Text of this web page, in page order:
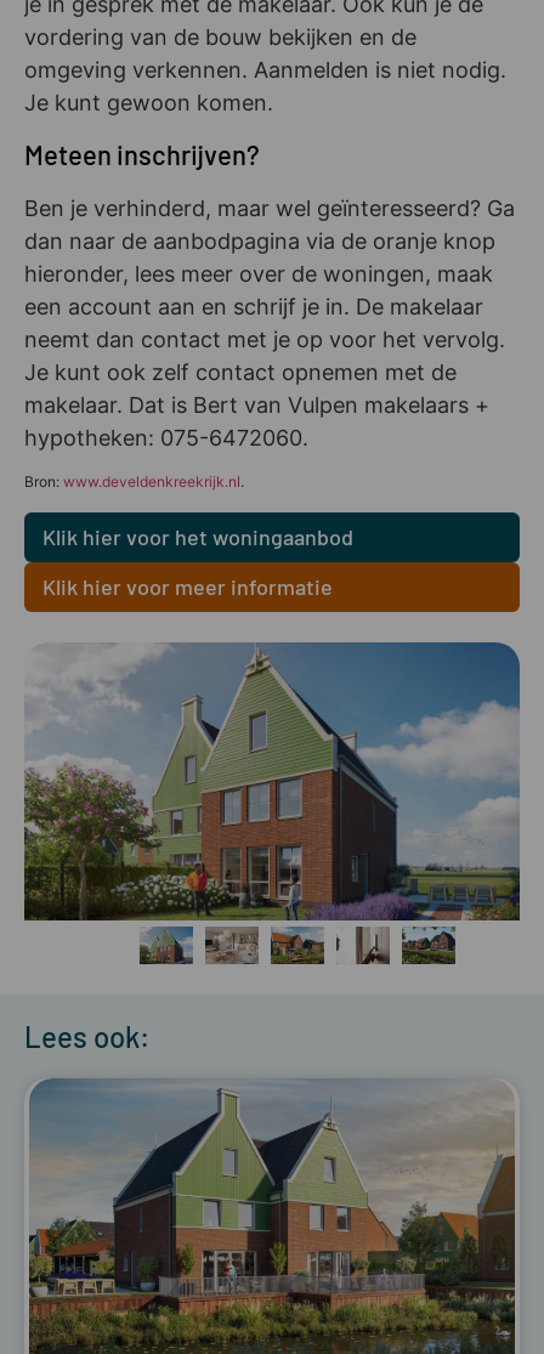
vordering van de bouw bekijken en de
omgeving verkennen. Aanmelden is niet nodig.
Je kunt gewoon komen.
Meteen inschrijven?
Ben je verhinderd, maar wel geïnteresseerd? Ga
dan naar de aanbodpagina via de oranje knop
hieronder, lees meer over de woningen, maak
een account aan en schrijf je in. De makelaar
neemt dan contact met je op voor het vervolg.
Je kunt ook zelf contact opnemen met de
makelaar. Dat is Bert van Vulpen makelaars +
hypotheken: 075-6472060.
Bron: www.develdenkreekrijk.nl.
Klik hier voor het woningaanbod
Klik hier voor meer informatie
Lees ook: